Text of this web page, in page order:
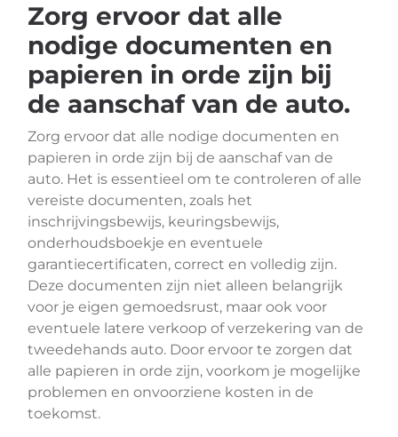
Zorg ervoor dat alle
nodige documenten en
papieren in orde zijn bij
de aanschaf van de auto.
Zorg ervoor dat alle nodige documenten en
papieren in orde zijn bij de aanschaf van de
auto. Het is essentieel om te controleren of alle
vereiste documenten, zoals het
inschrijvingsbewijs, keuringsbewijs,
onderhoudsboekje en eventuele
garantiecertificaten, correct en volledig zijn.
Deze documenten zijn niet alleen belangrijk
voor je eigen gemoedsrust, maar ook voor
eventuele latere verkoop of verzekering van de
tweedehands auto. Door ervoor te zorgen dat
alle papieren in orde zijn, voorkom je mogelijke
problemen en onvoorziene kosten in de
toekomst.